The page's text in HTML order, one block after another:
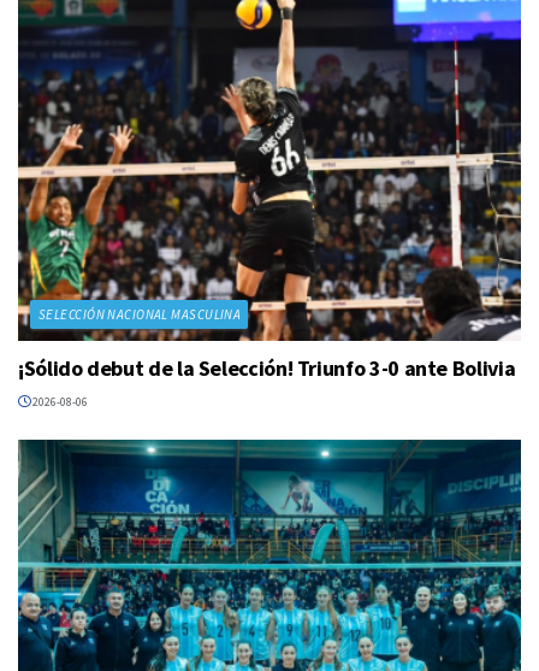
SELECCIÓN NACIONAL MASCULINA
¡Sólido debut de la Selección! Triunfo 3-0 ante Bolivia
2026-08-06